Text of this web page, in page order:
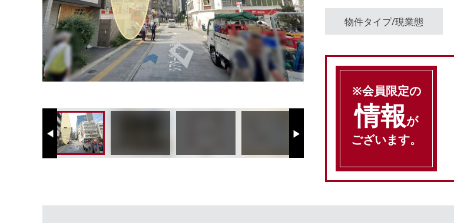
Previous Next
物件タイプ/現業態
※会員限定の
情報が
ございます。